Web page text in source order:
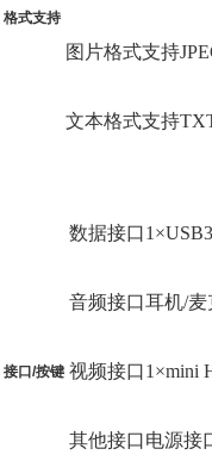
格式支持
图片格式支持
文本格式支持
接口/按键
数据接口
音频接口耳机/
视频接口1×mini
其他接口电源接